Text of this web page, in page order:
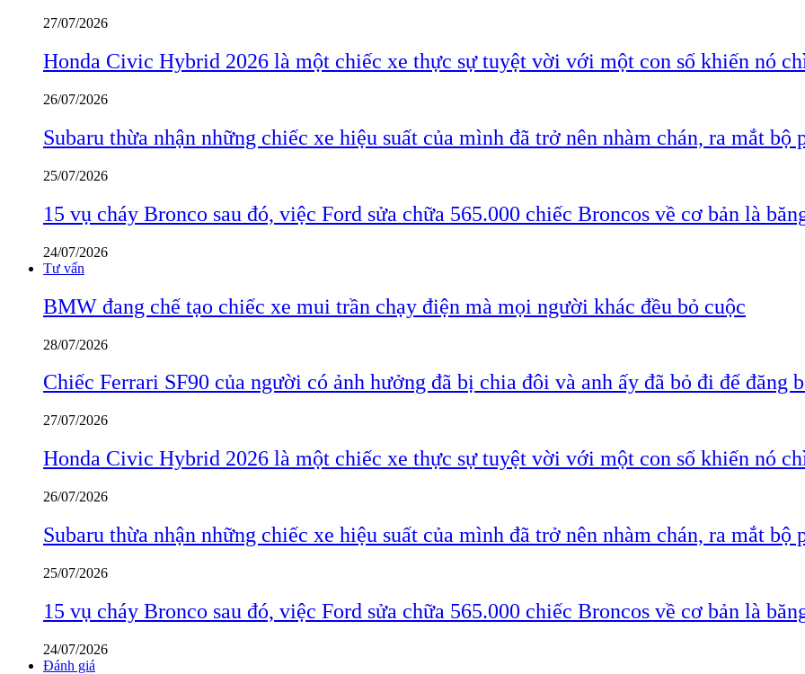
27/07/2026
Honda Civic Hybrid 2026 là một chiếc xe thực sự tuyệt vời với một con số khiến nó
26/07/2026
Subaru thừa nhận những chiếc xe hiệu suất của mình đã trở nên nhàm chán, ra mắt bộ
25/07/2026
15 vụ cháy Bronco sau đó, việc Ford sửa chữa 565.000 chiếc Broncos về cơ bản là
24/07/2026
Tư vấn
BMW đang chế tạo chiếc xe mui trần chạy điện mà mọi người khác đều bỏ cuộc
28/07/2026
Chiếc Ferrari SF90 của người có ảnh hưởng đã bị chia đôi và anh ấy đã bỏ đi để đăng
27/07/2026
Honda Civic Hybrid 2026 là một chiếc xe thực sự tuyệt vời với một con số khiến nó
26/07/2026
Subaru thừa nhận những chiếc xe hiệu suất của mình đã trở nên nhàm chán, ra mắt bộ
25/07/2026
15 vụ cháy Bronco sau đó, việc Ford sửa chữa 565.000 chiếc Broncos về cơ bản là
24/07/2026
Đánh giá